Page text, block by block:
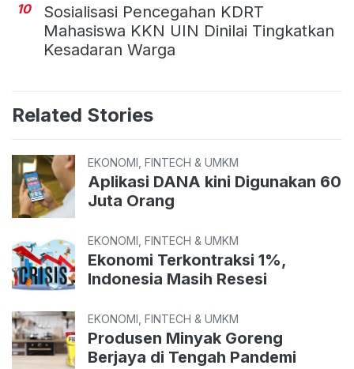
10
Sosialisasi Pencegahan KDRT
Mahasiswa KKN UIN Dinilai Tingkatkan
Kesadaran Warga
Related Stories
EKONOMI, FINTECH & UMKM
Aplikasi DANA kini Digunakan 60
Juta Orang
EKONOMI, FINTECH & UMKM
Ekonomi Terkontraksi 1%,
Indonesia Masih Resesi
EKONOMI, FINTECH & UMKM
Produsen Minyak Goreng
Berjaya di Tengah Pandemi